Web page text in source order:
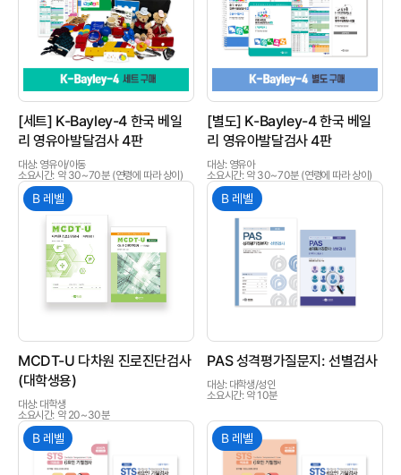
상품이미지
[세트] K-Bayley-4 한국 베일
리 영유아발달검사 4판
대상: 영유아/아동
소요시간: 약 30~70분 (연령에 따라 상이)
상품이미지
[별도] K-Bayley-4 한국 베일
리 영유아발달검사 4판
대상: 영유아
소요시간: 약 30~70분 (연령에 따라 상이)
상품이미지
B 레벨
MCDT-U 다차원 진로진단검사
(대학생용)
대상: 대학생
소요시간: 약 20~30분
상품이미지
B 레벨
PAS 성격평가질문지: 선별검사
대상: 대학생/성인
소요시간: 약 10분
B 레벨 B 레벨